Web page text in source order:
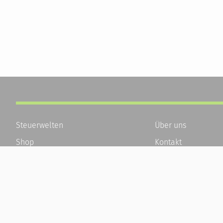
Steuerwelten
Shop
Über uns
Kontakt